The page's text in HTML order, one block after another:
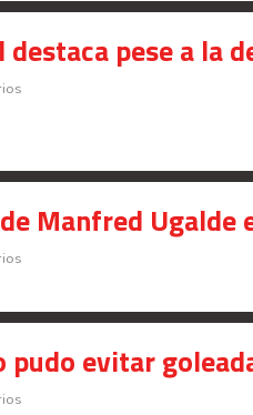
pese a la
Manfred
pudo evitar